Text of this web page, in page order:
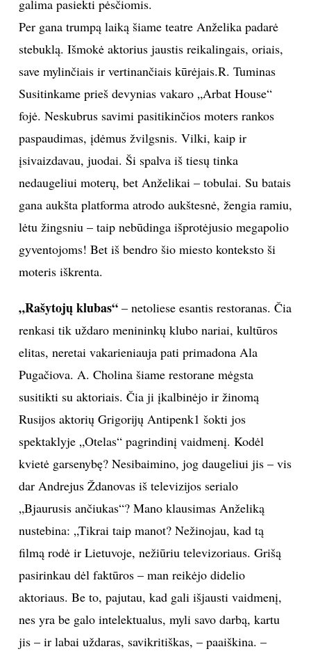
galima pasiekti pėsčiomis.
Per gana trumpą laiką šiame teatre Anželika padarė
stebuklą. Išmokė aktorius jaustis reikalingais, oriais,
save mylinčiais ir vertinančiais kūrėjais.R. Tuminas
Susitinkame prieš devynias vakaro „Arbat House“
fojė. Neskubrus savimi pasitikinčios moters rankos
paspaudimas, įdėmus žvilgsnis. Vilki, kaip ir
įsivaizdavau, juodai. Ši spalva iš tiesų tinka
nedaugeliui moterų, bet Anželikai – tobulai. Su batais
gana aukšta platforma atrodo aukštesnė, žengia ramiu,
lėtu žingsniu – taip nebūdinga išprotėjusio megapolio
gyventojoms! Bet iš bendro šio miesto konteksto ši
moteris iškrenta.
„Rašytojų klubas“– netoliese esantis restoranas. Čia
renkasi tik uždaro menininkų klubo nariai, kultūros
elitas, neretai vakarieniauja pati primadona Ala
Pugačiova. A. Cholina šiame restorane mėgsta
susitikti su aktoriais. Čia ji įkalbinėjo ir žinomą
Rusijos aktorių Grigorijų Antipenk1 šokti jos
spektaklyje „Otelas“ pagrindinį vaidmenį. Kodėl
kvietė garsenybę? Nesibaimino, jog daugeliui jis – vis
dar Andrejus Ždanovas iš televizijos serialo
„Bjaurusis ančiukas“? Mano klausimas Anželiką
nustebina: „Tikrai taip manot? Nežinojau, kad tą
filmą rodė ir Lietuvoje, nežiūriu televizoriaus. Grišą
pasirinkau dėl faktūros – man reikėjo didelio
aktoriaus. Be to, pajutau, kad gali išjausti vaidmenį,
nes yra be galo intelektualus, myli savo darbą, kartu
jis – ir labai uždaras, savikritiškas, – paaiškina. –